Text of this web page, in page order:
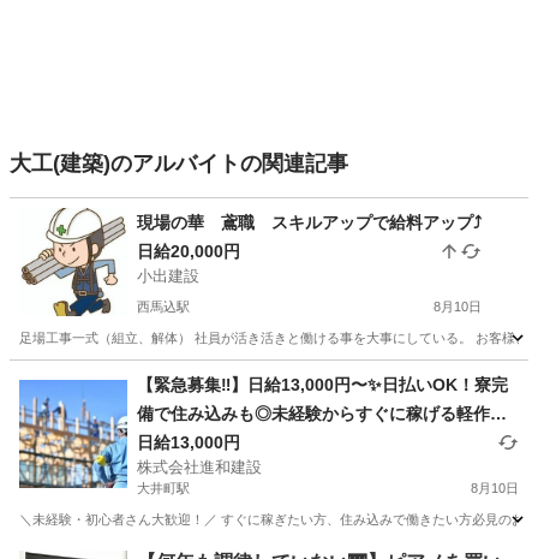
大工(建築)のアルバイトの関連記事
現場の華 鳶職 スキルアップで給料アップ⤴️
日給20,000円
小出建設
西馬込駅 8月10日
足場工事一式（組立、解体） 社員が活き活きと働ける事を大事にしている。 お客様
西馬込駅 鳶職
【緊急募集‼️】日給13,000円〜✨日払いOK！寮完
備で住み込みも◎未経験からすぐに稼げる軽作
業！
日給13,000円
株式会社進和建設
大井町駅 8月10日
＼未経験・初心者さん大歓迎！／ すぐに稼ぎたい方、住み込みで働きたい方必見の